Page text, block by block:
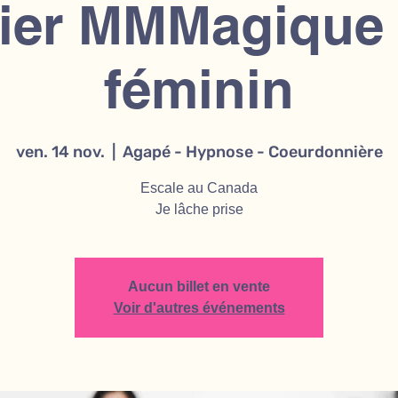
MMMagique
féminin
ven. 14 nov. Agapé - Hypnose - Coeurdonnière
Escale au Canada
Je lâche prise
Aucun billet en vente
Voir d'autres événements